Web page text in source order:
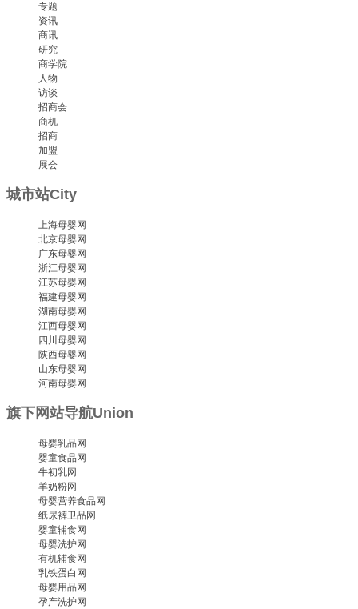
专题
资讯
商讯
研究
商学院
人物
访谈
招商会
商机
招商
加盟
展会
城市站City
上海母婴网
北京母婴网
广东母婴网
浙江母婴网
江苏母婴网
福建母婴网
湖南母婴网
江西母婴网
四川母婴网
陕西母婴网
山东母婴网
河南母婴网
旗下网站导航Union
母婴乳品网
婴童食品网
牛初乳网
羊奶粉网
母婴营养食品网
纸尿裤卫品网
婴童辅食网
母婴洗护网
有机辅食网
乳铁蛋白网
母婴用品网
孕产洗护网